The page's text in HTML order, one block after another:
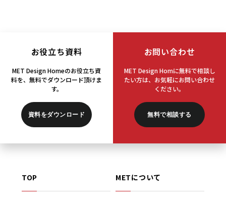
お役立ち資料
MET Design Homeのお役立ち資
料を、 無料でダウンロード頂けま
す。
資料をダウンロード
お問い合わせ
MET Design Homに無料で相談し
たい方は、 お気軽にお問い合わせ
ください。
無料で相談する
TOP METについて